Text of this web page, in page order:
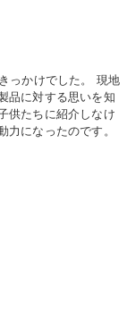
っかけでした。 現地
品に対する思いを知
供たちに紹介しなけ
になったのです。